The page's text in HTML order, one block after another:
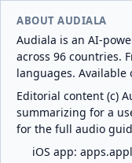
ABOUT AUDIALA
Audiala is an AI-
across 96 countries.
languages. Available
Editorial content (c)
summarizing for a
for the full audio
iOS app: